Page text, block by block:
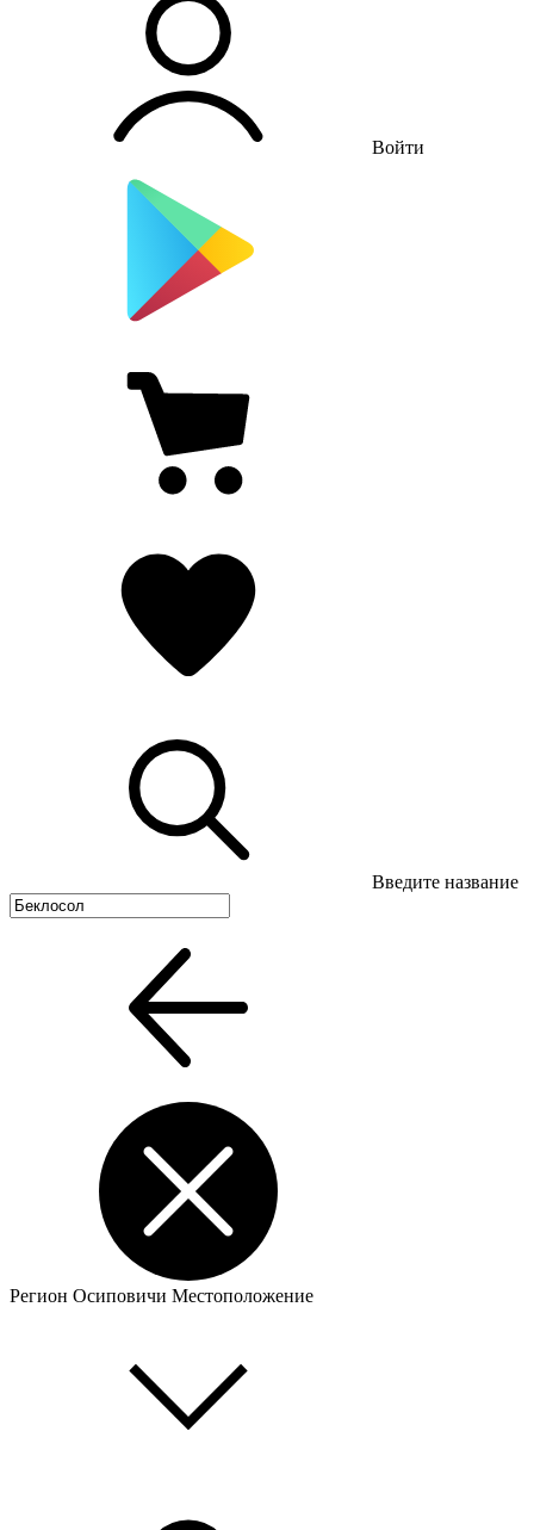
Войти
Введите название
Регион Осиповичи Местоположение